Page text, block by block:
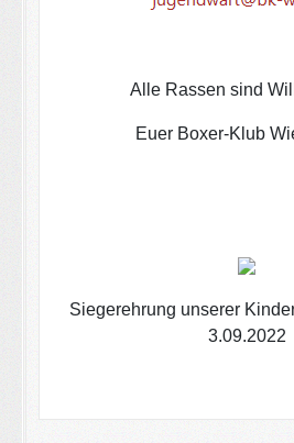
Alle Rassen sind
Euer Boxer-Klub
Siegerehrung unserer
3.09.2022